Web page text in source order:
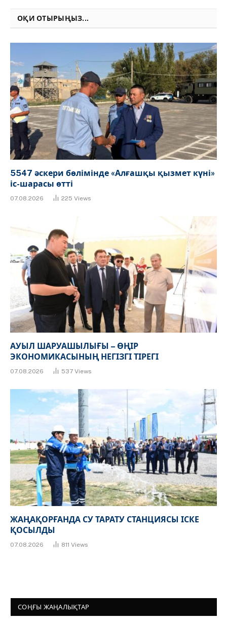
ОҚИ ОТЫРЫҢЫЗ...
5547 әскери бөлімінде «Алғашқы қызмет күні»
іс-шарасы өтті
07.08.2026 225 Views
АУЫЛ ШАРУАШЫЛЫҒЫ – ӨҢІР
ЭКОНОМИКАСЫНЫҢ НЕГІЗГІ ТІРЕГІ
07.08.2026 537 Views
ЖАҢАҚОРҒАНДА СУ ТАРАТУ СТАНЦИЯСЫ ІСКЕ
ҚОСЫЛДЫ
07.08.2026 811 Views
СОҢҒЫ ЖАҢАЛЫҚТАР